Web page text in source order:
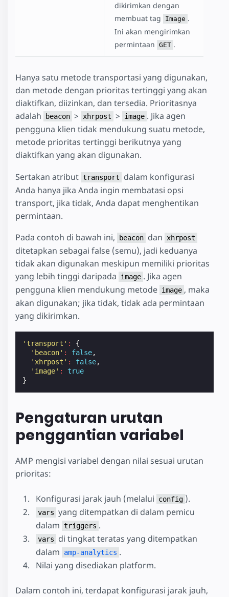
dikirimkan dengan
membuat tag
Image .
Ini akan mengirimkan
permintaan GET .
Hanya satu metode transportasi yang digunakan,
dan metode dengan prioritas tertinggi yang akan
diaktifkan, diizinkan, dan tersedia. Prioritasnya
adalah
beacon > xhrpost > image . Jika agen
pengguna klien tidak mendukung suatu metode,
metode prioritas tertinggi berikutnya yang
diaktifkan yang akan digunakan.
Sertakan atribut transport
dalam konfigurasi
Anda hanya jika Anda ingin membatasi opsi
transport, jika tidak, Anda dapat menghentikan
permintaan.
Pada contoh di bawah ini,
beacon dan xhrpost
ditetapkan sebagai false (semu), jadi keduanya
tidak akan digunakan meskipun memiliki prioritas
yang lebih tinggi daripada
image . Jika agen
pengguna klien mendukung metode image , maka
akan digunakan; jika tidak, tidak ada permintaan
yang dikirimkan.
'transport' :
{
'beacon' : false,
'xhrpost' : false,
'image' :
true
}
Pengaturan urutan
penggantian variabel
AMP mengisi variabel dengan nilai sesuai urutan
prioritas:
Konfigurasi jarak jauh (melalui config ).
vars yang ditempatkan di dalam pemicu
dalam triggers .
vars
di tingkat teratas yang ditempatkan
dalam
amp-analytics .
Nilai yang disediakan platform.
Dalam contoh ini, terdapat konfigurasi jarak jauh,